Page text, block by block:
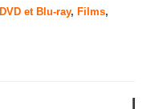
DVD et Blu-ray, Films,